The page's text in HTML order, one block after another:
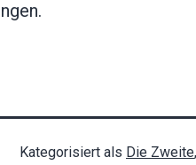
Kategorisiert als Die Zweite,